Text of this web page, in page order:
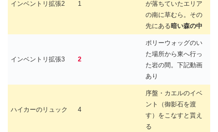
インベントリ拡張2 1
が落ちていたエリア
の南に草むら。その
先にある暗い森の中
インベントリ拡張3 2
ポリーウォッグのい
た場所から東へ行っ
た岩の間。下記動画
あり
ハイカーのリュック 4
序盤・カエルのイベ
ント（御影石を渡
す）をこなすと貰え
る